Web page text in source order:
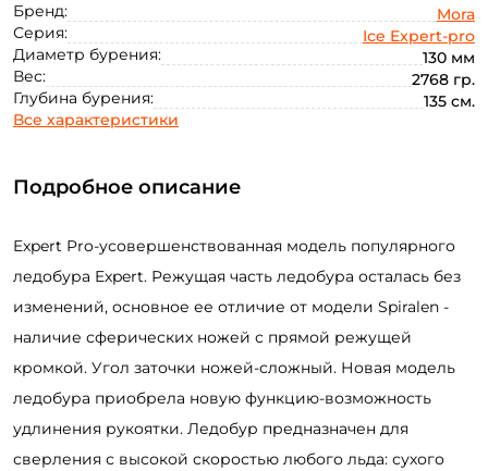
Бренд:
Mora
Серия:
Ice Expert-pro
Диаметр бурения:
130 мм
Вес:
2768 гр.
Глубина бурения:
135 см.
Все характеристики
Подробное описание
Expert Pro-усовершенствованная модель популярного
ледобура Expert. Режущая часть ледобура осталась без
изменений, основное ее отличие от модели Spiralen -
наличие сферических ножей с прямой режущей
кромкой. Угол заточки ножей-сложный. Новая модель
ледобура приобрела новую функцию-возможность
удлинения рукоятки. Ледобур предназначен для
сверления с высокой скоростью любого льда: сухого
Создать аккаунт